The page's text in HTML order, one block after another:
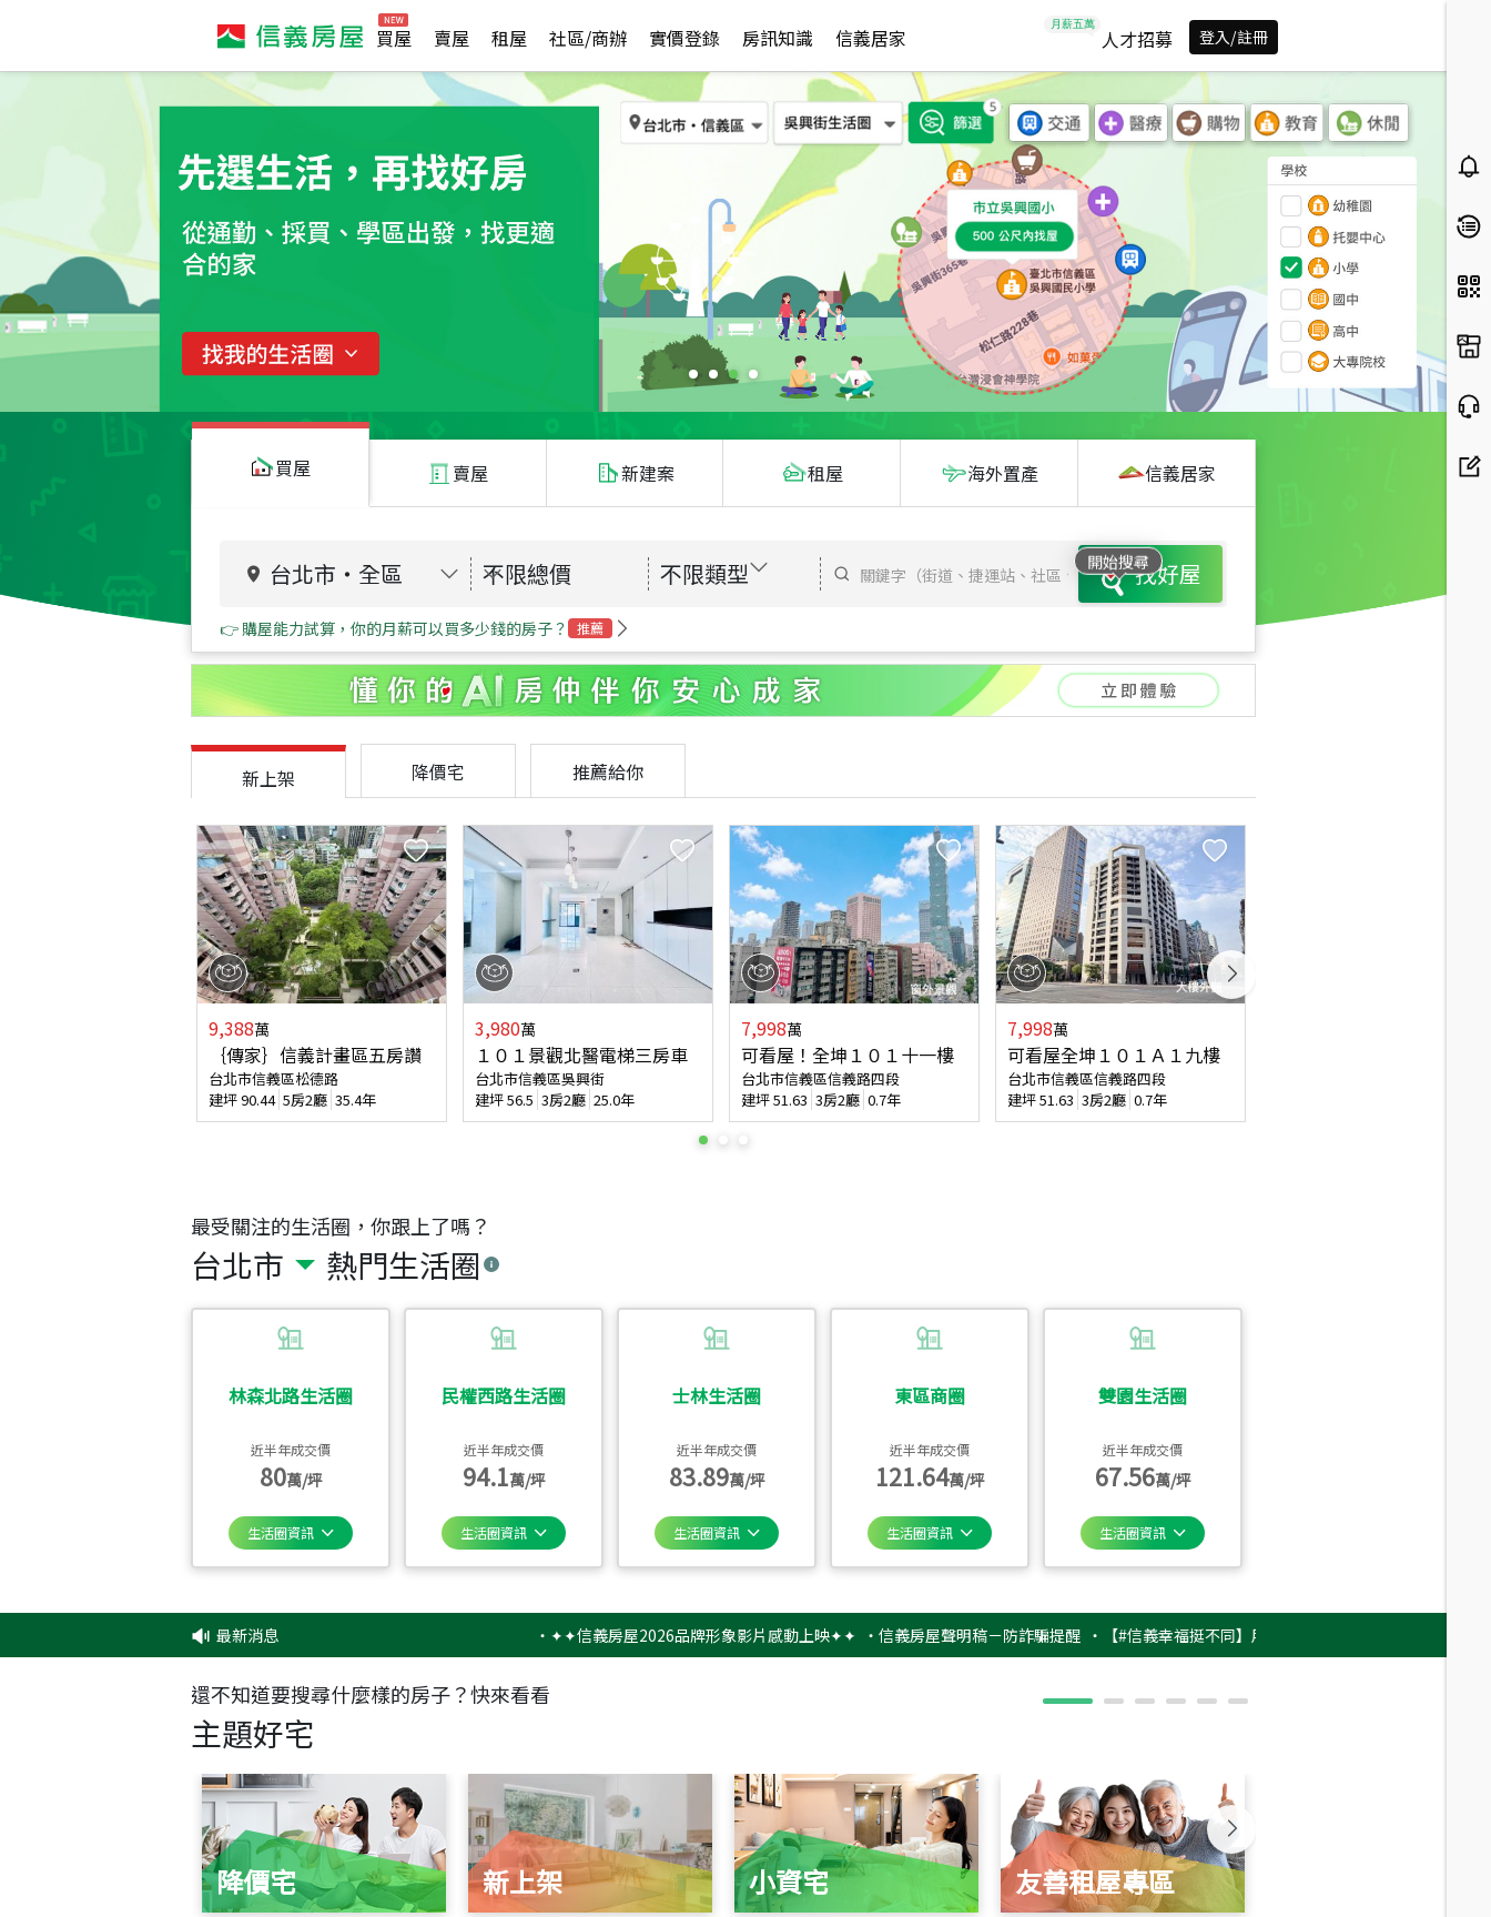
買屋 賣屋 租屋 社區/商辦 實價登錄 房訊知識 信義居家 人才招募 登入/註冊
買屋 賣屋 新建案 租屋 海外置產 信義居家
台北市 ・ 全區 不限總價 不限類型
開始搜尋
找好屋
👉 購屋能力試算，你的月薪可以買多少錢的房子？ 推薦
最受關注的生活圈，你跟上了嗎？
台北市 熱門生活圈
林森北路生活圈
近半年成交價
80萬/坪
生活圈資訊
民權西路生活圈
近半年成交價
94.1萬/坪
生活圈資訊
士林生活圈
近半年成交價
83.89萬/坪
生活圈資訊
東區商圈
近半年成交價
121.64萬/坪
生活圈資訊
雙園生活圈
近半年成交價
67.56萬/坪
生活圈資訊
新上架 降價宅 推薦給你
9,388萬
｛傳家｝信義計畫區五房讚
台北市信義區松德路
建坪90.44 5房2廳 35.4年
3,980萬
１０１景觀北醫電梯三房車
台北市信義區吳興街
建坪56.5 3房2廳 25.0年
7,998萬
可看屋！全坤１０１十一樓
台北市信義區信義路四段
建坪51.63 3房2廳 0.7年
7,998萬
可看屋全坤１０１Ａ１九樓
台北市信義區信義路四段
建坪51.63 3房2廳 0.7年
最新消息 ✦✦信義房屋2026品牌形象影片感動上映✦✦ ‧信義房屋聲明稿－防詐騙提醒 ‧【#信義幸福挺不同】用實力，讓升職免抽號碼牌！最新雇主品
還不知道要搜尋什麼樣的房子？快來看看
主題好宅
降價宅 新上架 小資宅 友善租屋專區